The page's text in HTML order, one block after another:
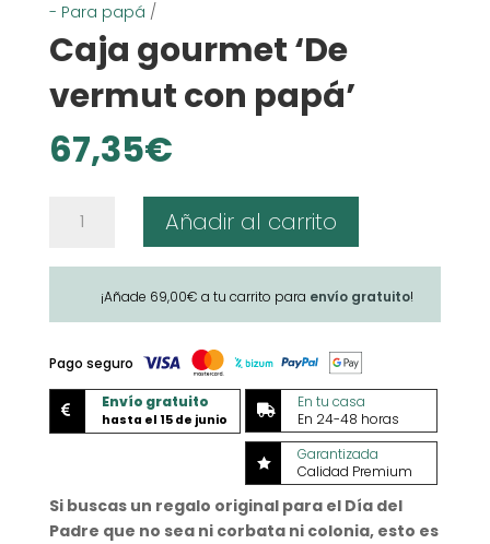
- Para papá /
Caja gourmet ‘De
vermut con papá’
67,35€
gourmet
cantidad
Añadir al carrito
¡Añade 69,00€ a tu carrito para envío gratuito!
Pago seguro
 Envío gratuito
hasta el 15 de junio

En tu casa
En 24-48 horas

Garantizada
Calidad Premium
Si buscas un regalo original para el Día del
Padre que no sea ni corbata ni colonia, esto es